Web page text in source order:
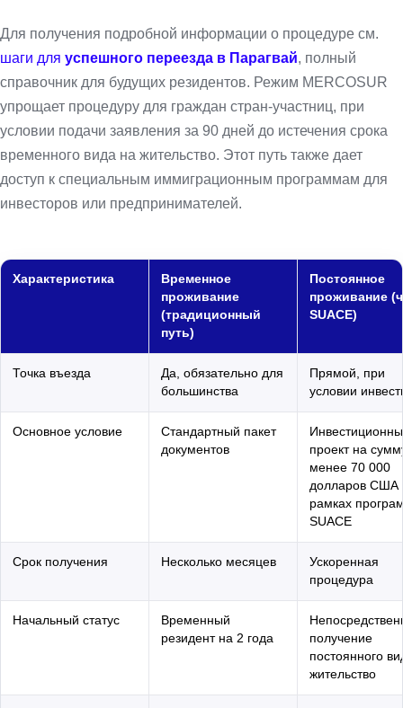
Для получения подробной информации о процедуре см.
шаги для успешного переезда в Парагвай, полный
справочник для будущих резидентов. Режим MERCOSUR
упрощает процедуру для граждан стран-участниц, при
условии подачи заявления за 90 дней до истечения срока
временного вида на жительство. Этот путь также дает
доступ к специальным иммиграционным программам для
инвесторов или предпринимателей.
Характеристика
Временное
проживание
(традиционный
путь)
Постоянное
проживание
SUACE)
Точка въезда
Да, обязательно для
большинства
Прямой, при
условии
Основное условие
Стандартный пакет
документов
проект на
менее 70 000
долларов США
рамках
SUACE
Срок получения Несколько месяцев
Ускоренная
процедура
Начальный статус
Временный
резидент на 2 года
получение
постоянного
жительство